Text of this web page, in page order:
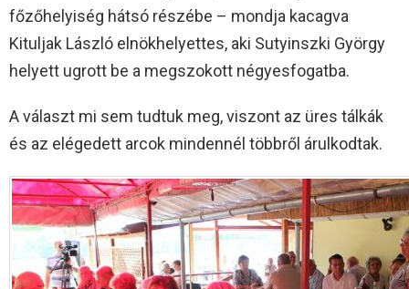
főzőhelyiség hátsó részébe – mondja kacagva
Kituljak László elnökhelyettes, aki Sutyinszki György
helyett ugrott be a megszokott négyesfogatba.
A választ mi sem tudtuk meg, viszont az üres tálkák
és az elégedett arcok mindennél többről árulkodtak.